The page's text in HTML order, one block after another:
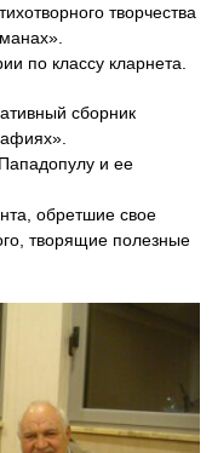
творчества
по классу кларнета.
сборник
и ее
обретшие свое
творящие полезные